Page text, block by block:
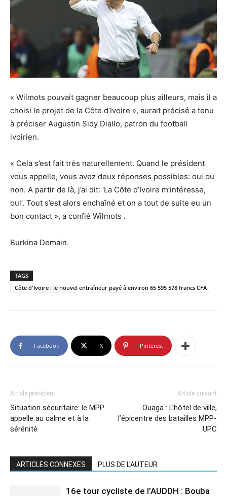
« Wilmots pouvait gagner beaucoup plus ailleurs, mais il a
choisi le projet de la Côte d’Ivoire », aurait précisé a tenu
à préciser Augustin Sidy Diallo, patron du football
ivoirien.
« Cela s’est fait très naturellement. Quand le président
vous appelle, vous avez deux réponses possibles: oui ou
non. A partir de là, j’ai dit: ‘La Côte d’Ivoire m’intéresse,
oui’. Tout s’est alors enchaîné et on a tout de suite eu un
bon contact », a confié Wilmots .
Burkina Demain.
TAGS
Côte d'Ivoire : le nouvel entraîneur payé à environ 65 595 578 francs CFA
Facebook X Pinterest
Article précédent
Situation sécuritaire: le MPP
appelle au calme et à la
sérénité
Article suivant
Ouaga : L’hôtel de ville,
l’épicentre des batailles MPP-
UPC
ARTICLES CONNEXES PLUS DE L'AUTEUR
16e tour cycliste de l’AUDDH : Bouba